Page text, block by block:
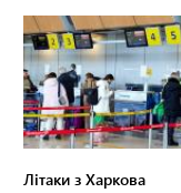
Літаки з Харкова